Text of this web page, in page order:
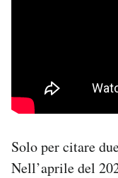
Solo per citare
Nell’aprile del